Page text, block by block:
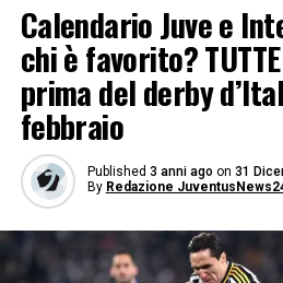
Calendario Juve e
chi è favorito?
prima del derby
febbraio
Published 3 anni ago on 31
By Redazione